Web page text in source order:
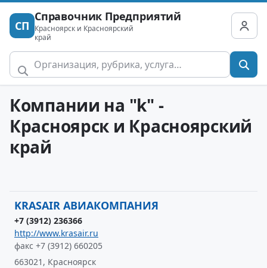
СП
Справочник Предприятий
Красноярск и Красноярский
край
Компании на "k" -
Красноярск и Красноярский
край
KRASAIR АВИАКОМПАНИЯ
+7 (3912) 236366
http://www.krasair.ru
факс +7 (3912) 660205
663021, Красноярск